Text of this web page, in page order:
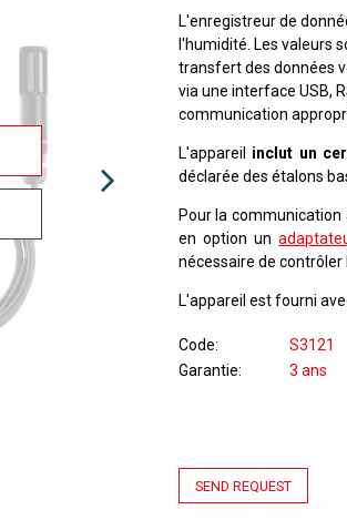
L'enregistreur de
l'humidité. Les valeurs
transfert des données
via une interface USB,
communication
L'appareil inclut un
déclarée des étalons
Pour la
en option un
nécessaire de
L'appareil est fourni
Code
S3121
Garantie
3 ans
SEND REQUEST